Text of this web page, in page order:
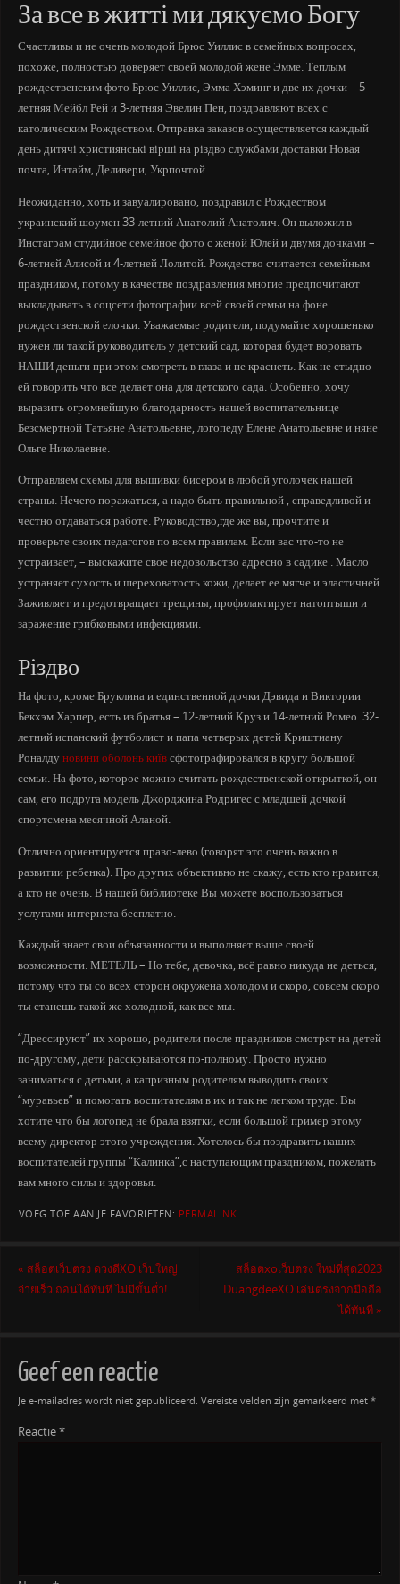
За все в житті ми дякуємо Богу
Счастливы и не очень молодой Брюс Уиллис в семейных вопросах,
похоже, полностью доверяет своей молодой жене Эмме. Теплым
рождественским фото Брюс Уиллис, Эмма Хэминг и две их дочки – 5-
летняя Мейбл Рей и 3-летняя Эвелин Пен, поздравляют всех с
католическим Рождеством. Отправка заказов осуществляется каждый
день дитячі християнські вірші на різдво службами доставки Новая
почта, Интайм, Деливери, Укрпочтой.
Неожиданно, хоть и завуалировано, поздравил с Рождеством
украинский шоумен 33-летний Анатолий Анатолич. Он выложил в
Инстаграм студийное семейное фото с женой Юлей и двумя дочками –
6-летней Алисой и 4-летней Лолитой. Рождество считается семейным
праздником, потому в качестве поздравления многие предпочитают
выкладывать в соцсети фотографии всей своей семьи на фоне
рождественской елочки. Уважаемые родители, подумайте хорошенько
нужен ли такой руководитель у детский сад, которая будет воровать
НАШИ деньги при этом смотреть в глаза и не краснеть. Как не стыдно
ей говорить что все делает она для детского сада. Особенно, хочу
выразить огромнейшую благодарность нашей воспитательнице
Безсмертной Татьяне Анатольевне, логопеду Елене Анатольевне и няне
Ольге Николаевне.
Отправляем схемы для вышивки бисером в любой уголочек нашей
страны. Нечего поражаться, а надо быть правильной , справедливой и
честно отдаваться работе. Руководство,где же вы, прочтите и
проверьте своих педагогов по всем правилам. Если вас что-то не
устраивает, – выскажите свое недовольство адресно в садике . Масло
устраняет сухость и шереховатость кожи, делает ее мягче и эластичней.
Заживляет и предотвращает трещины, профилактирует натоптыши и
заражение грибковыми инфекциями.
Різдво
На фото, кроме Бруклина и единственной дочки Дэвида и Виктории
Бекхэм Харпер, есть из братья – 12-летний Круз и 14-летний Ромео. 32-
летний испанский футболист и папа четверых детей Криштиану
Роналдуновини оболонь київсфотографировался в кругу большой
семьи. На фото, которое можно считать рождественской открыткой, он
сам, его подруга модель Джорджина Родригес с младшей дочкой
спортсмена месячной Аланой.
Отлично ориентируется право-лево (говорят это очень важно в
развитии ребенка). Про других объективно не скажу, есть кто нравится,
а кто не очень. В нашей библиотеке Вы можете воспользоваться
услугами интернета бесплатно.
Каждый знает свои объязанности и выполняет выше своей
возможности. МЕТЕЛЬ – Но тебе, девочка, всё равно никуда не деться,
потому что ты со всех сторон окружена холодом и скоро, совсем скоро
ты станешь такой же холодной, как все мы.
“Дрессируют” их хорошо, родители после праздников смотрят на детей
по-другому, дети расскрываются по-полному. Просто нужно
заниматься с детьми, а капризным родителям выводить своих
“муравьев” и помогать воспитателям в их и так не легком труде. Вы
хотите что бы логопед не брала взятки, если большой пример этому
всему директор этого учреждения. Хотелось бы поздравить наших
воспитателей группы “Калинка”,с наступающим праздником, пожелать
вам много силы и здоровья.
VOEG TOE AAN JE FAVORIETEN: PERMALINK
« สล็อตเว็บตรง ดวงดีXO เว็บใหญ่
จ่ายเร็ว ถอนได้ทันที ไม่มีขั้นต่ำ!
สล็อตxoเว็บตรง ใหม่ที่สุด2023
DuangdeeXO เล่นตรงจากมือถือ
ได้ทันที»
Geef een reactie
Je e-mailadres wordt niet gepubliceerd. Vereiste velden zijn gemarkeerd met *
Reactie*